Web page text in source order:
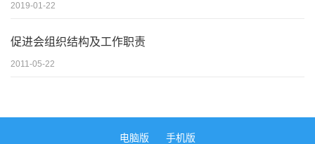
2019-01-22
促进会组织结构及工作职责
2011-05-22
电脑版
手机版